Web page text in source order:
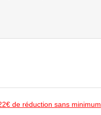
de réduction sans minimum